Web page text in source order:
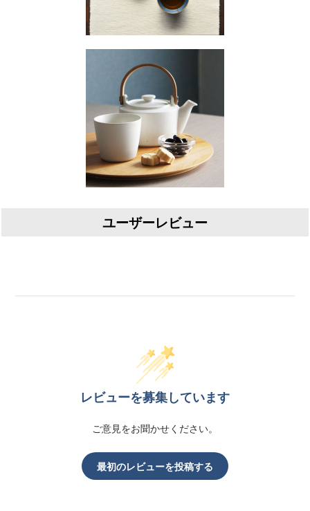
ユーザーレビュー
レビューを募集しています
ご意見をお聞かせください。
最初のレビューを投稿する